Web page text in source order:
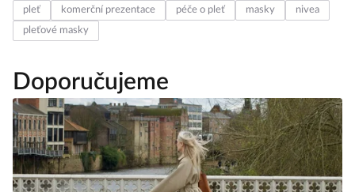
pleť komerční prezentace péče o pleť masky
nivea
pleťové masky
Doporučujeme